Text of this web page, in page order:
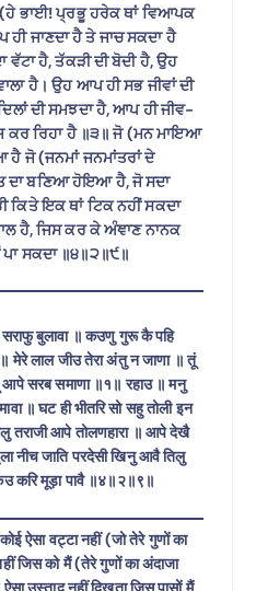
(ਹੇ ਭਾਈ! ਪ੍ਰਭੂ ਹਰੇਕ ਥਾਂ ਵਿਆਪਕ
ਜਾਣਦਾ ਹੈ ਤੇ ਜਾਚ ਸਕਦਾ ਹੈ
ਹੈ, ਤੱਕੜੀ ਦੀ ਬੋਦੀ ਹੈ, ਉਹ
ਹੈ। ਉਹ ਆਪ ਹੀ ਸਭ ਜੀਵਾਂ ਦੀ
ਦੀ ਸਮਝਦਾ ਹੈ, ਆਪ ਹੀ ਜੀਵ-
ਕਰ ਰਿਹਾ ਹੈ ॥੩॥ ਜੋ (ਮਨ ਮਾਇਆ
ਜੋ (ਜਨਮਾਂ ਜਨਮਾਂਤਰਾਂ ਦੇ
ਦਾ ਬਣਿਆ ਹੋਇਆ ਹੈ, ਜੋ ਸਦਾ
ਕਿਤੇ ਇਕ ਥਾਂ ਟਿਕ ਨਹੀਂ ਸਕਦਾ
ਹੈ, ਜਿਸ ਕਰ ਕੇ ਅੰਞਾਣ ਨਾਨਕ
ਪਾ ਸਕਦਾ ॥੪॥੨॥੯॥
बुलावा ॥ कउणु गुरू कै पहि
मेरे लाल जीउ तेरा अंतु न जाणा ॥ तूं
आपे सरब समाणा ॥१॥ रहाउ ॥ मनु
॥ घट ही भीतरि सो सहु तोली इन
तराजी आपे तोलणहारा ॥ आपे देखै
जाति परदेसी खिनु आवै तिलु
करि मूड़ा पावै ॥४॥२॥९॥
ऐसा वट्टा नहीं (जो तेरे गुणों का
जिस को मैं (तेरे गुणों का अंदाजा